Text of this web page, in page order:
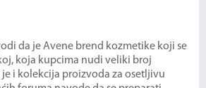
da je Avene brend kozmetike koji se
koja kupcima nudi veliki broj
i kolekcija proizvoda za osetljivu